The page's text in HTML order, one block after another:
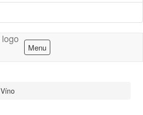
Menu
Víno